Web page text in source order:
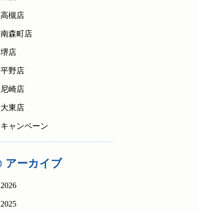
高槻店
南森町店
堺店
平野店
尼崎店
大東店
キャンペーン
アーカイブ
2026
2025